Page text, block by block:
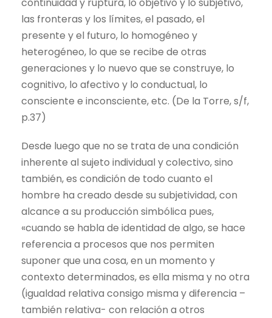
las fronteras y los límites, el pasado, el
presente y el futuro, lo homogéneo y
heterogéneo, lo que se recibe de otras
generaciones y lo nuevo que se construye, lo
cognitivo, lo afectivo y lo conductual, lo
consciente e inconsciente, etc. (De la Torre, s/f,
p.37)
Desde luego que no se trata de una condición
inherente al sujeto individual y colectivo, sino
también, es condición de todo cuanto el
hombre ha creado desde su subjetividad, con
alcance a su producción simbólica pues,
«cuando se habla de identidad de algo, se hace
referencia a procesos que nos permiten
suponer que una cosa, en un momento y
contexto determinados, es ella misma y no otra
(igualdad relativa consigo misma y diferencia –
también relativa- con relación a otros